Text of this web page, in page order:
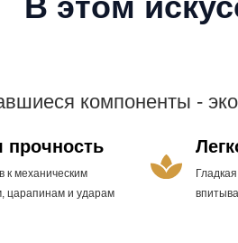
компоненты -
прочность
к механическим
царапинам и ударам